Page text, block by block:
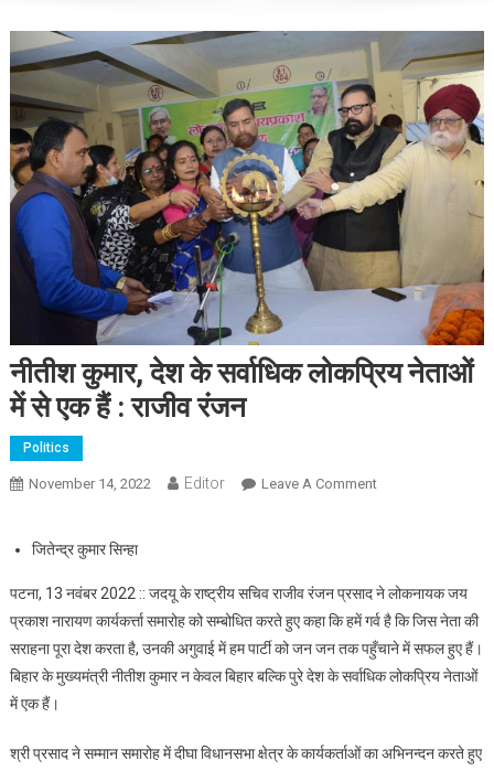
नीतीश कुमार, देश के सर्वाधिक लोकप्रिय नेताओं
में से एक हैं : राजीव रंजन
Politics
November 14, 2022 Editor Leave A CommentOn नीतीश कुमार, देश
जितेन्द्र कुमार सिन्हा
पटना, 13 नवंबर 2022 :: जदयू के राष्ट्रीय सचिव राजीव रंजन प्रसाद ने लोकनायक जय
प्रकाश नारायण कार्यकर्त्ता समारोह को सम्बोधित करते हुए कहा कि हमें गर्व है कि जिस नेता की
सराहना पूरा देश करता है, उनकी अगुवाई में हम पार्टी को जन जन तक पहुँचाने में सफल हुए हैं।
बिहार के मुख्यमंत्री नीतीश कुमार न केवल बिहार बल्कि पुरे देश के सर्वाधिक लोकप्रिय नेताओं
में एक हैं।
श्री प्रसाद ने सम्मान समारोह में दीघा विधानसभा क्षेत्र के कार्यकर्ताओं का अभिनन्दन करते हुए